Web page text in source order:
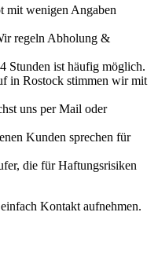
mit wenigen Angaben
regeln Abholung &
Stunden ist häufig möglich.
in Rostock stimmen wir mit
uns per Mail oder
Kunden sprechen für
die für Haftungsrisiken
Kontakt aufnehmen.